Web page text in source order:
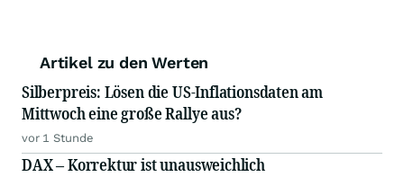
Artikel zu den Werten
Silberpreis: Lösen die US-Inflationsdaten am
Mittwoch eine große Rallye aus?
vor 1 Stunde
DAX – Korrektur ist unausweichlich